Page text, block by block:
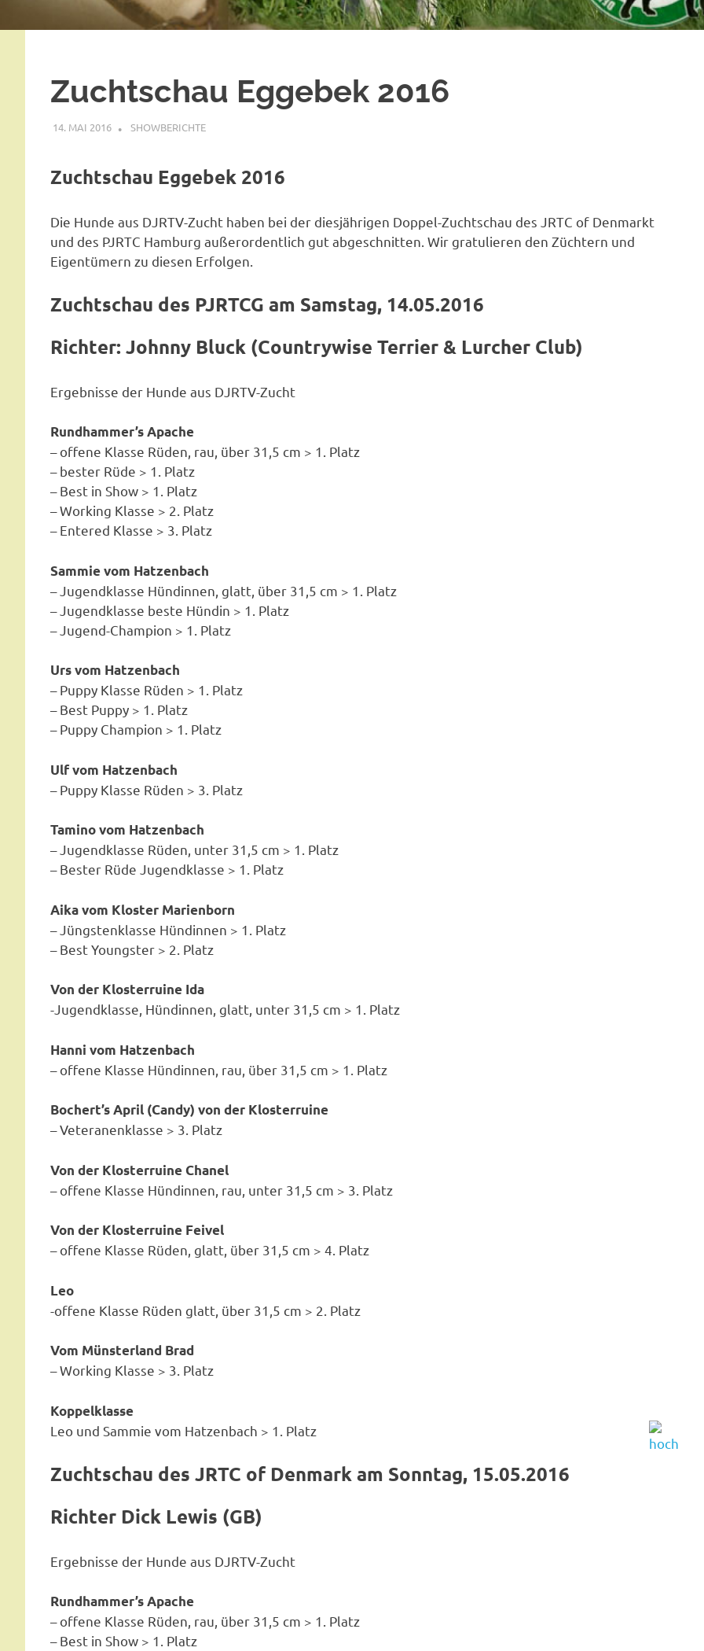
Zuchtschau Eggebek 2016
14. MAI 2016 SHOWBERICHTE
Zuchtschau Eggebek 2016
Die Hunde aus DJRTV-Zucht haben bei der diesjährigen Doppel-Zuchtschau des JRTC of Denmarkt
und des PJRTC Hamburg außerordentlich gut abgeschnitten. Wir gratulieren den Züchtern und
Eigentümern zu diesen Erfolgen.
Zuchtschau des PJRTCG am Samstag, 14.05.2016
Richter: Johnny Bluck (Countrywise Terrier & Lurcher Club)
Ergebnisse der Hunde aus DJRTV-Zucht
Rundhammer’s Apache
– offene Klasse Rüden, rau, über 31,5 cm > 1. Platz
– bester Rüde > 1. Platz
– Best in Show > 1. Platz
– Working Klasse > 2. Platz
– Entered Klasse > 3. Platz
Sammie vom Hatzenbach
– Jugendklasse Hündinnen, glatt, über 31,5 cm > 1. Platz
– Jugendklasse beste Hündin > 1. Platz
– Jugend-Champion > 1. Platz
Urs vom Hatzenbach
– Puppy Klasse Rüden > 1. Platz
– Best Puppy > 1. Platz
– Puppy Champion > 1. Platz
Ulf vom Hatzenbach
– Puppy Klasse Rüden > 3. Platz
Tamino vom Hatzenbach
– Jugendklasse Rüden, unter 31,5 cm > 1. Platz
– Bester Rüde Jugendklasse > 1. Platz
Aika vom Kloster Marienborn
– Jüngstenklasse Hündinnen > 1. Platz
– Best Youngster > 2. Platz
Von der Klosterruine Ida
-Jugendklasse, Hündinnen, glatt, unter 31,5 cm > 1. Platz
Hanni vom Hatzenbach
– offene Klasse Hündinnen, rau, über 31,5 cm > 1. Platz
Bochert’s April (Candy) von der Klosterruine
– Veteranenklasse > 3. Platz
Von der Klosterruine Chanel
– offene Klasse Hündinnen, rau, unter 31,5 cm > 3. Platz
Von der Klosterruine Feivel
– offene Klasse Rüden, glatt, über 31,5 cm > 4. Platz
Leo
-offene Klasse Rüden glatt, über 31,5 cm > 2. Platz
Vom Münsterland Brad
– Working Klasse > 3. Platz
Koppelklasse
Leo und Sammie vom Hatzenbach > 1. Platz
Zuchtschau des JRTC of Denmark am Sonntag, 15.05.2016
Richter Dick Lewis (GB)
Ergebnisse der Hunde aus DJRTV-Zucht
Rundhammer’s Apache
– offene Klasse Rüden, rau, über 31,5 cm > 1. Platz
– Best in Show > 1. Platz